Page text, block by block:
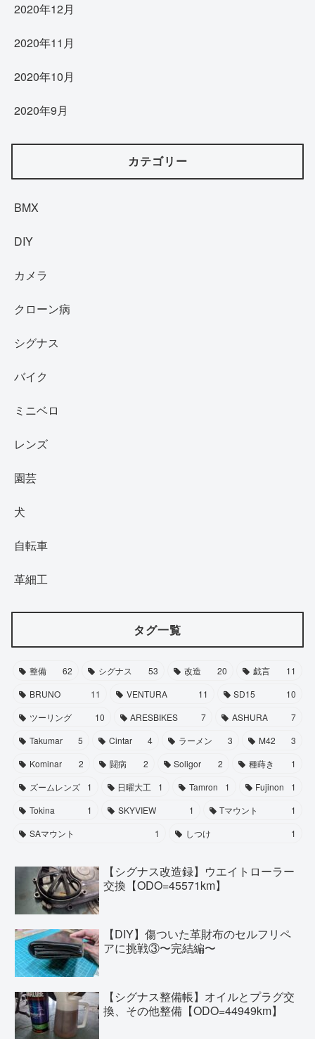
2020年12月
2020年11月
2020年10月
2020年9月
カテゴリー
BMX
DIY
カメラ
クローン病
シグナス
バイク
ミニベロ
レンズ
園芸
犬
自転車
革細工
タグ一覧
整備 62 シグナス 53 改造 20 戯言
11
BRUNO
11 VENTURA 11 SD15
10
ツーリング
10 ARESBIKES 7 ASHURA
7
Takumar
5 Cintar 4 ラーメン 3 M42
3
Kominar
2 闘病 2 Soligor 2 種蒔き
1
ズームレンズ
1 日曜大工 1 Tamron 1 Fujinon
1
Tokina
1 SKYVIEW 1 Tマウント
1
SAマウント
1 しつけ 1
【シグナス改造録】ウエイトローラー
交換【ODO=45571km】
【DIY】傷ついた革財布のセルフリペ
アに挑戦③〜完結編〜
【シグナス整備帳】オイルとプラグ交
換、その他整備【ODO=44949km】